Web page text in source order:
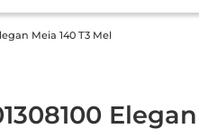
Meia 140 T3 Mel